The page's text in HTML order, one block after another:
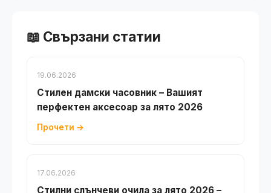
📖 Свързани статии
19.06.2026
Стилен дамски часовник – Вашият
перфектен аксесоар за лято 2026
Прочети →
17.06.2026
Стилни слънчеви очила за лято 2026 –